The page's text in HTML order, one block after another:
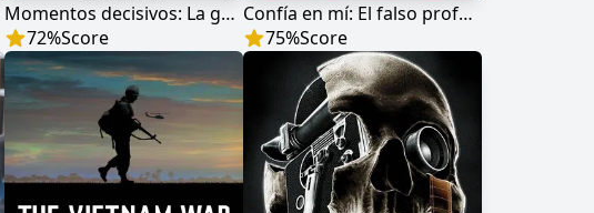
Momentos decisivos: La guerra de Vietnam
72%Score
Confía en mí: El falso profeta
75%Score